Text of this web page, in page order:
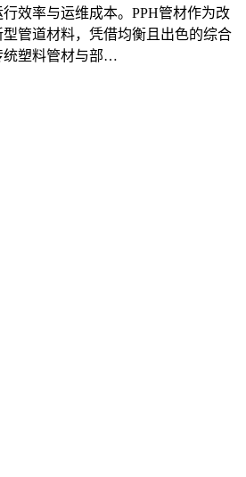
效率与运维成本。PPH管材作为改
管道材料，凭借均衡且出色的综合
统塑料管材与部…